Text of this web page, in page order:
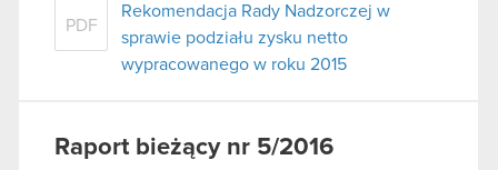
PDF
Rekomendacja Rady Nadzorczej w
sprawie podziału zysku netto
wypracowanego w roku 2015
Raport bieżący nr 5/2016